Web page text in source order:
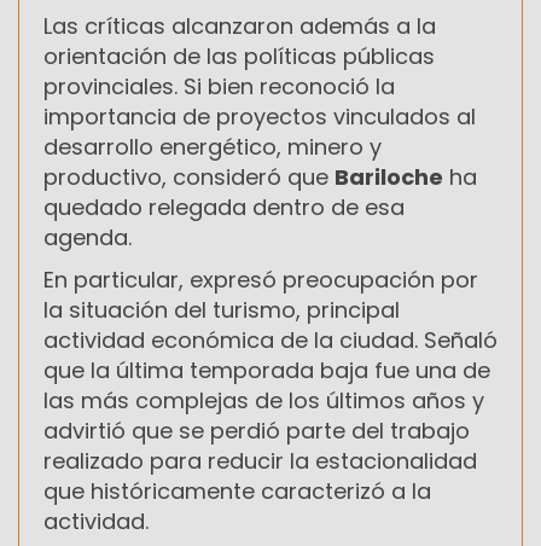
Las críticas alcanzaron además a la
orientación de las políticas públicas
provinciales. Si bien reconoció la
importancia de proyectos vinculados al
desarrollo energético, minero y
productivo, consideró que Bariloche ha
quedado relegada dentro de esa
agenda.
En particular, expresó preocupación por
la situación del turismo, principal
actividad económica de la ciudad. Señaló
que la última temporada baja fue una de
las más complejas de los últimos años y
advirtió que se perdió parte del trabajo
realizado para reducir la estacionalidad
que históricamente caracterizó a la
actividad.